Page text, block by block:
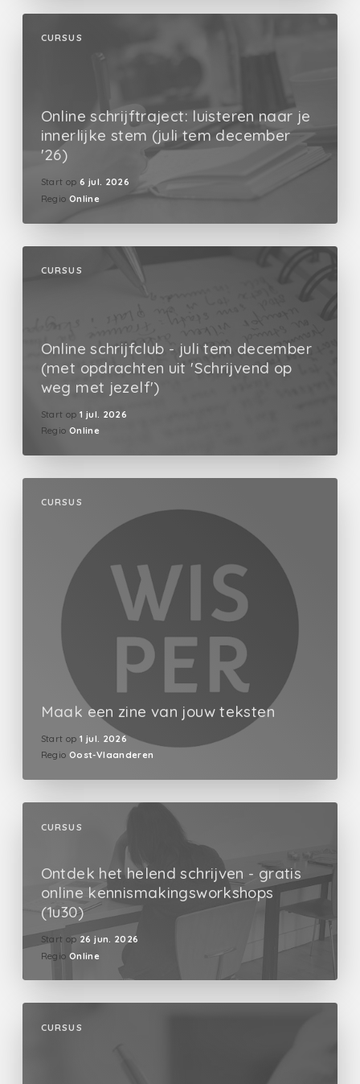
CURSUS
Online schrijftraject: luisteren naar je
innerlijke stem (juli tem december
'26)
Start op 6 jul. 2026
Regio Online
CURSUS
Online schrijfclub - juli tem december
(met opdrachten uit 'Schrijvend op
weg met jezelf')
Start op 1 jul. 2026
Regio Online
CURSUS
Maak een zine van jouw teksten
Start op 1 jul. 2026
Regio Oost-Vlaanderen
CURSUS
Ontdek het helend schrijven - gratis
online kennismakingsworkshops
(1u30)
Start op 26 jun. 2026
Regio Online
CURSUS